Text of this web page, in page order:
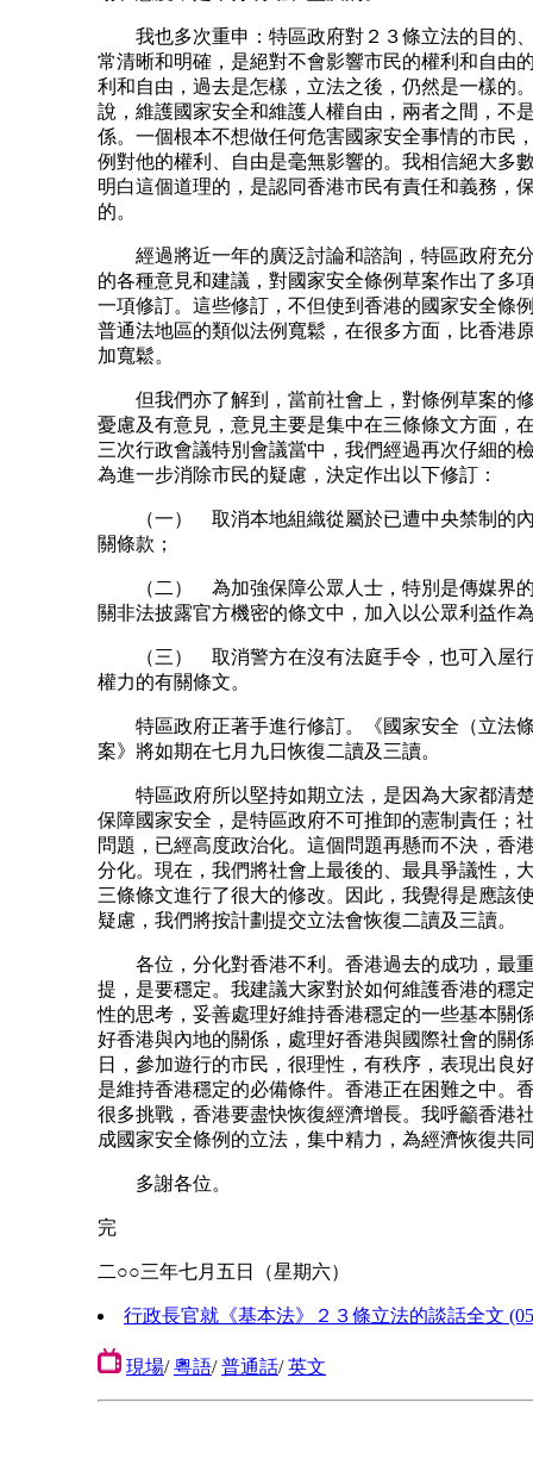
我也多次重申：特區政府對２３條立法的目的
常清晰和明確，是絕對不會影響市民的權利和自由
利和自由，過去是怎樣，立法之後，仍然是一樣的
說，維護國家安全和維護人權自由，兩者之間，不
係。一個根本不想做任何危害國家安全事情的市民
例對他的權利、自由是毫無影響的。我相信絕大多
明白這個道理的，是認同香港市民有責任和義務，
的。
經過將近一年的廣泛討論和諮詢，特區政府充
的各種意見和建議，對國家安全條例草案作出了多
一項修訂。這些修訂，不但使到香港的國家安全條
普通法地區的類似法例寬鬆，在很多方面，比香港
加寬鬆。
但我們亦了解到，當前社會上，對條例草案的
憂慮及有意見，意見主要是集中在三條條文方面，
三次行政會議特別會議當中，我們經過再次仔細的
為進一步消除市民的疑慮，決定作出以下修訂：
（一） 取消本地組織從屬於已遭中央禁制的內
關條款；
（二） 為加強保障公眾人士，特別是傳媒界的
關非法披露官方機密的條文中，加入以公眾利益作
（三） 取消警方在沒有法庭手令，也可入屋行
權力的有關條文。
特區政府正著手進行修訂。《國家安全（立法
案》將如期在七月九日恢復二讀及三讀。
特區政府所以堅持如期立法，是因為大家都清
保障國家安全，是特區政府不可推卸的憲制責任；
問題，已經高度政治化。這個問題再懸而不決，香
分化。現在，我們將社會上最後的、最具爭議性，
三條條文進行了很大的修改。因此，我覺得是應該
疑慮，我們將按計劃提交立法會恢復二讀及三讀。
各位，分化對香港不利。香港過去的成功，最
提，是要穩定。我建議大家對於如何維護香港的穩
性的思考，妥善處理好維持香港穩定的一些基本關
好香港與內地的關係，處理好香港與國際社會的關
日，參加遊行的市民，很理性，有秩序，表現出良
是維持香港穩定的必備條件。香港正在困難之中。
很多挑戰，香港要盡快恢復經濟增長。我呼籲香港
成國家安全條例的立法，集中精力，為經濟恢復共
多謝各位。
完
二○○三年七月五日（星期六）
行政長官就《基本法》２３條立法的談話全文
現場/粵語/普通話/英文